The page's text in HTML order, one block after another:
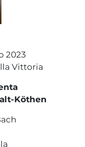
2023
Vittoria
Köthen